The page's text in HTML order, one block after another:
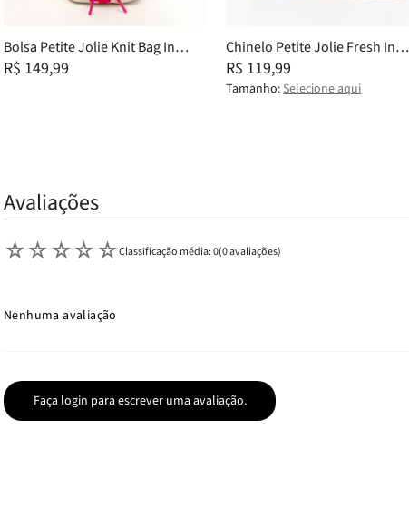
Bolsa Petite Jolie Knit Bag In
Creme PJ11406IN
R$ 149,99
Chinelo Petite Jolie Fresh In
White PJ7766IN 25-26
R$ 119,99
Tamanho: Selecione aqui
Avaliações
☆☆☆☆☆Classificação média: 0(0 avaliações)
Faça login para escrever uma avaliação.
Nenhuma avaliação